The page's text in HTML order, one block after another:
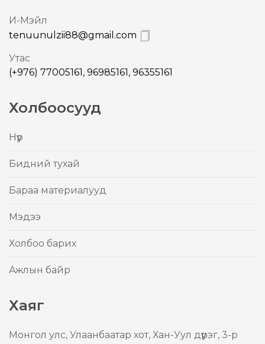
И-Mэйл
tenuunulzii88@gmail.com
Утас
(+976) 77005161, 96985161, 96355161
Холбоосууд
Нүүр
Бидний тухай
Бараа материалууд
Mэдээ
Холбоо барих
Ажлын байр
Хаяг
Mонгол улс, Улаанбаатар хот, Хан-Уул дүүрэг, 3-р